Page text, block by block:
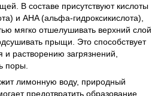
В составе присутствуют кислоты
и AHA (альфа-гидроксикислота),
мягко отшелушивать верхний слой
прыщи. Это способствует
растворению загрязнений,
поры.
лимонную воду, природный
предотвратить образование